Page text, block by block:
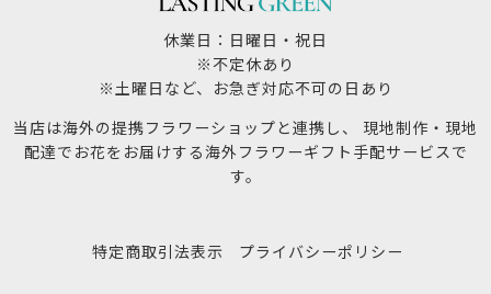
休業日：日曜日・祝日
※不定休あり
※土曜日など、お急ぎ対応不可の日あり
当店は海外の提携フラワーショップと連携し、 現地制作・現地
配達でお花をお届けする海外フラワーギフト手配サービスで
す。
特定商取引法表示 プライバシーポリシー